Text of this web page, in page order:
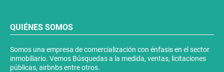
QUIÉNES SOMOS
Somos una empresa de comercialización con énfasis en el sector
inmobiliario. Vemos Búsquedas a la medida, ventas, licitaciones
públicas, airbnbs entre otros.